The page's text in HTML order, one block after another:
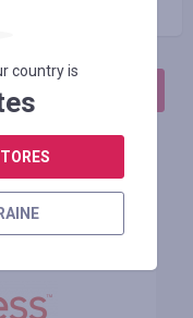
ОТЗЫВ
country is